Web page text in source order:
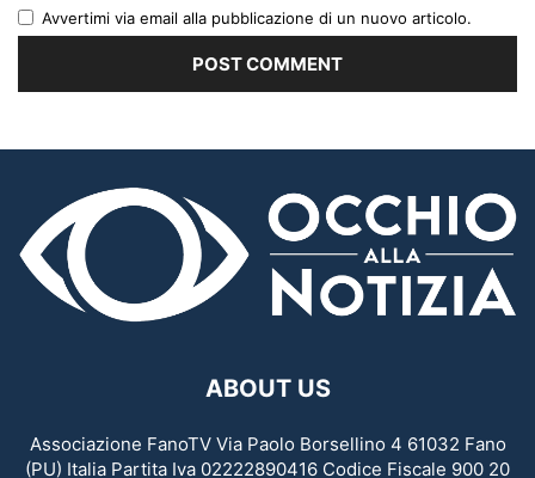
Avvertimi via email alla pubblicazione di un nuovo articolo.
ABOUT US
Associazione FanoTV Via Paolo Borsellino 4 61032 Fano
(PU) Italia Partita Iva 02222890416 Codice Fiscale 900 20